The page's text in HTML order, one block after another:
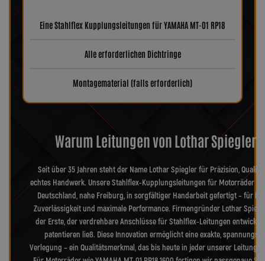
Eine Stahlflex Kupplungsleitungen für YAMAHA MT-01 RP18
Alle erforderlichen Dichtringe
Montagematerial (falls erforderlich)
Warum Leitungen von Lothar Spiegler?
Seit über 35 Jahren steht der Name Lothar Spiegler für Präzision,
echtes Handwerk. Unsere Stahlflex-Kupplungsleitungen für Motorräder
Deutschland, nahe Freiburg, in sorgfältiger Handarbeit gefertigt – für
Zuverlässigkeit und maximale Performance. Firmengründer Lothar
der Erste, der verdrehbare Anschlüsse für Stahlflex-Leitungen
patentieren ließ. Diese Innovation ermöglicht eine exakte,
Verlegung – ein Qualitätsmerkmal, das bis heute in jeder unserer